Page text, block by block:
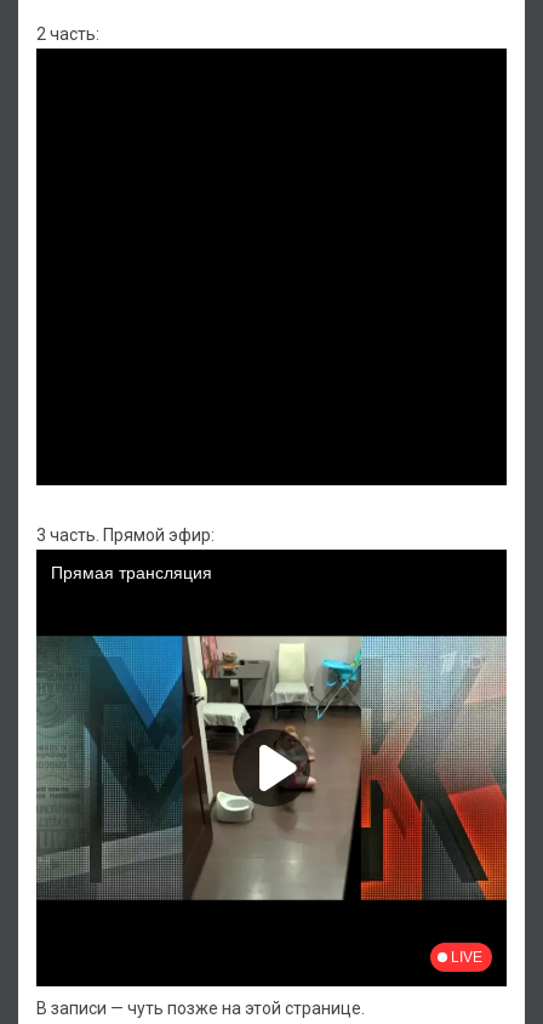
2 часть:
3 часть. Прямой эфир:
В записи — чуть позже на этой странице.